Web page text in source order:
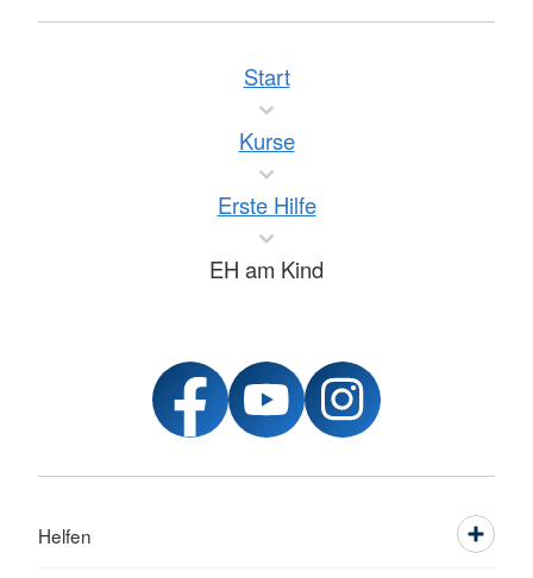
Start
Kurse
Erste Hilfe
EH am Kind
Helfen